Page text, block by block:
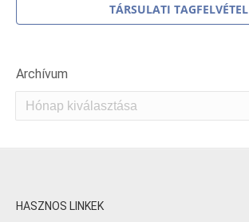
TÁRSULATI TAGFELVÉTEL
Archívum
Archívum
HASZNOS LINKEK